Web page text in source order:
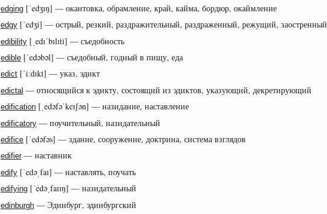
edging [ˈedʒɪŋ] — окантовка, обрамление, край, кайма, бордюр, окаймление
edgy [ˈedʒi] — острый, резкий, раздражительный, раздраженный, режущий, заостренный
edibility [ˌedɪˈbɪlɪti] — съедобность
edible [ˈedəbəl] — съедобный, годный в пищу, еда
edict [ˈiːdɪkt] — указ, эдикт
edictal — относящийся к эдикту, состоящий из эдиктов, указующий, декретирующий
edification [ˌedəfəˈkeɪʃən] — назидание, наставление
edificatory — поучительный, назидательный
edifice [ˈedəfəs] — здание, сооружение, доктрина, система взглядов
edifier— наставник
edify [ˈedəˌfaɪ] — наставлять, поучать
edifying [ˈedəˌfaɪɪŋ] — назидательный
edinburgh — Эдинбург, эдинбургский